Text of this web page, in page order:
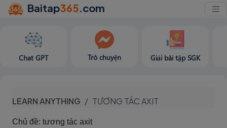
Baitap365.com
Chat GPT Trò chuyện Giải bài tập SGK
LEARN ANYTHING TƯƠNG TÁC AXIT
Chủ đề: tương tác axit